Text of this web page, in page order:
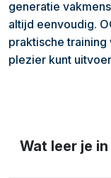
generatie
altijd eenvoudig.
praktische
plezier kunt
Wat leer je